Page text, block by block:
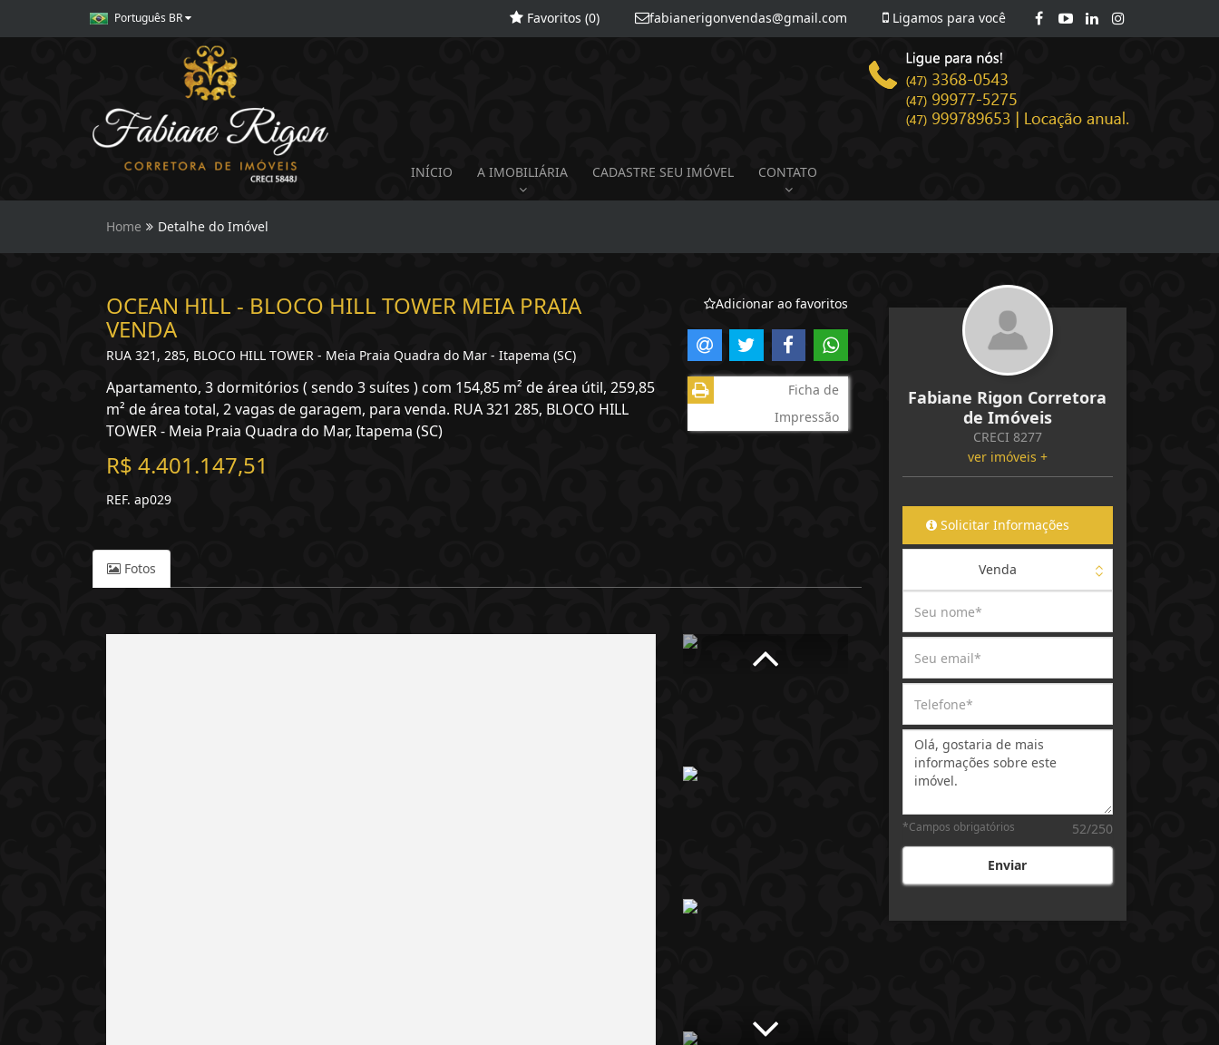
Português BR Ligamos para você
fabianerigonvendas@gmail.com
Favoritos (0)
INÍCIO A IMOBILIÁRIA CADASTRE SEU IMÓVEL CONTATO
Home Detalhe do Imóvel
OCEAN HILL - BLOCO HILL TOWER MEIA PRAIA
VENDA
RUA 321, 285, BLOCO HILL TOWER - Meia Praia Quadra do Mar - Itapema (SC)
Apartamento, 3 dormitórios ( sendo 3 suítes ) com 154,85 m² de área útil, 259,85
m² de área total, 2 vagas de garagem, para venda. RUA 321 285, BLOCO HILL
TOWER - Meia Praia Quadra do Mar, Itapema (SC)
R$ 4.401.147,51
REF. ap029
Adicionar ao favoritos
Ficha de
Impressão
Fotos
Fabiane Rigon Corretora
de Imóveis
CRECI 8277
ver imóveis +
Solicitar Informações
Venda
Mensagem:
52/250
*Campos obrigatórios
Enviar